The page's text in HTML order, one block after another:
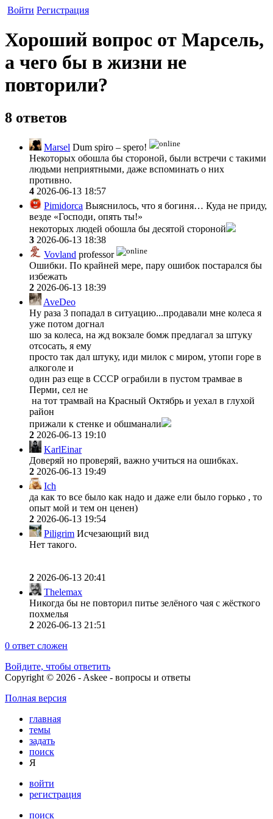
Войти Регистрация
Хороший вопрос от Марсель,
а чего бы в жизни не
повторили?
8 ответов
Marsel Dum spiro – spero!
Некоторых обошла бы стороной, были встречи с такими
людьми неприятными, даже вспоминать о них
противно.
4 2026-06-13 18:57
Pimidorca Выяснилось, что я богиня… Куда не приду,
везде «Господи, опять ты!»
некоторых людей обошла бы десятой стороной
3 2026-06-13 18:38
Vovland professor
Ошибки. По крайней мере, пару ошибок постарался бы
избежать
2 2026-06-13 18:39
AveDeo
Ну раза 3 попадал в ситуацию...продавали мне колеса я
уже потом догнал
шо за колеса, на жд вокзале бомж предлагал за штуку
отсосать, я ему
просто так дал штуку, иди милок с миром, утопи горе в
алкоголе и
один раз еще в СССР ограбили в пустом трамвае в
Перми, сел не
на тот трамвай на Красный Октябрь и уехал в глухой
район
прижали к стенке и обшманали
2 2026-06-13 19:10
KarlEinar
Доверяй но проверяй, важно учиться на ошибках.
2 2026-06-13 19:49
Ich
да как то все было как надо и даже ели было горько , то
опыт мой и тем он ценен)
2 2026-06-13 19:54
Piligrim Исчезающий вид
Нет такого.
2 2026-06-13 20:41
Thelemax
Никогда бы не повторил питье зелёного чая с жёсткого
похмелья
2 2026-06-13 21:51
0 ответ сложен
Войдите, чтобы ответить
Copyright © 2026 - Askee - вопросы и ответы
Полная версия
главная
темы
задать
поиск
Я
войти
регистрация
поиск